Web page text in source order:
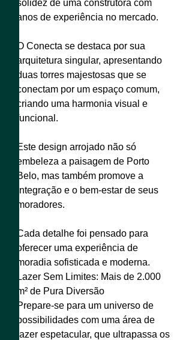
solidez de uma construtora com
anos de experiência no mercado.
O Conecta se destaca por sua
arquitetura singular, apresentando
duas torres majestosas que se
conectam por um espaço comum,
criando uma harmonia visual e
funcional.
Este design arrojado não só
embeleza a paisagem de Porto
Belo, mas também promove a
integração e o bem-estar de seus
moradores.
Cada detalhe foi pensado para
oferecer uma experiência de
moradia sofisticada e moderna.
Lazer Sem Limites: Mais de 2.000
m² de Pura Diversão
Prepare-se para um universo de
possibilidades com uma área de
lazer espetacular, que ultrapassa os